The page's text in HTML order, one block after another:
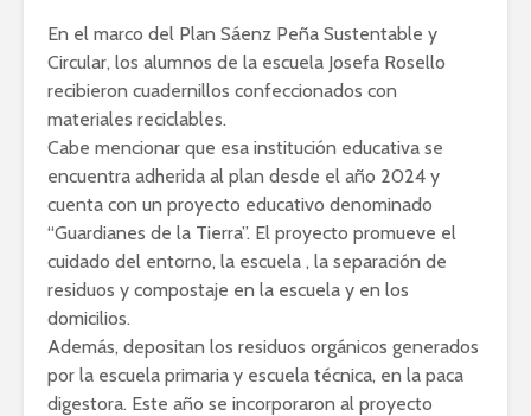
En el marco del Plan Sáenz Peña Sustentable y
Circular, los alumnos de la escuela Josefa Rosello
recibieron cuadernillos confeccionados con
materiales reciclables.
Cabe mencionar que esa institución educativa se
encuentra adherida al plan desde el año 2024 y
cuenta con un proyecto educativo denominado
“Guardianes de la Tierra”. El proyecto promueve el
cuidado del entorno, la escuela , la separación de
residuos y compostaje en la escuela y en los
domicilios.
Además, depositan los residuos orgánicos generados
por la escuela primaria y escuela técnica, en la paca
digestora. Este año se incorporaron al proyecto